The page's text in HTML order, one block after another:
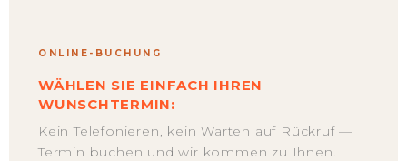
ONLINE-BUCHUNG
WÄHLEN SIE EINFACH IHREN
WUNSCHTERMIN:
Kein Telefonieren, kein Warten auf Rückruf —
Termin buchen und wir kommen zu Ihnen.